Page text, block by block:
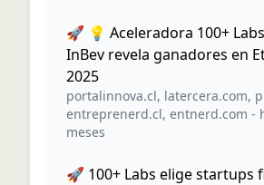
🚀 💡 Aceleradora 100+
InBev revela ganadores en
2025
portalinnova.cl, latercera.com,
entreprenerd.cl, entnerd.com -
meses
🚀 100+ Labs elige startups